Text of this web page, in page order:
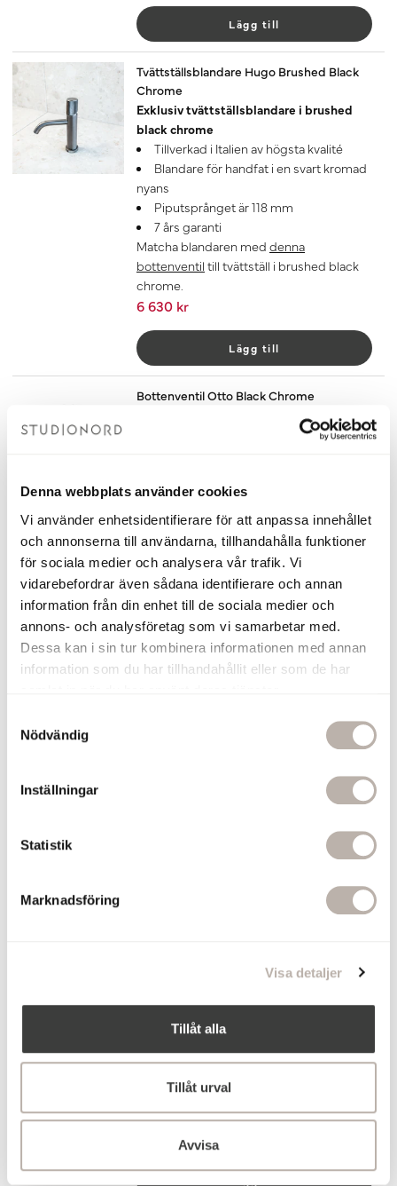
Denna webbplats använder cookies
Vi använder enhetsidentifierare för att anpassa innehållet
och annonserna till användarna, tillhandahålla funktioner
för sociala medier och analysera vår trafik. Vi
vidarebefordrar även sådana identifierare och annan
information från din enhet till de sociala medier och
annons- och analysföretag som vi samarbetar med.
Dessa kan i sin tur kombinera informationen med annan
information som du har tillhandahållit eller som de har
Nödvändig
Inställningar
Statistik
Marknadsföring
Visa detaljer
Tillåt alla
Tillåt urval
Avvisa
Lägg till
Tvättställsblandare Hugo Brushed Black
Chrome
Exklusiv tvättställsblandare i brushed
black chrome
Tillverkad i Italien av högsta kvalité
Blandare för handfat i en svart kromad
nyans
Piputsprånget är 118 mm
7 års garanti
Matcha blandaren med denna
bottenventil till tvättställ i brushed black
chrome.
6 630 kr
Lägg till
Bottenventil Otto Black Chrome
Universiell bottenventil med pop-up
Till bottenventil Otto passar detta
Vattenlås:
Köp här >>
7 års garanti
580 kr
Belysning Tindra Mattsvart
300 mm
ditt spegelskåp och få ett behagligt och
Lägg till
Bottenventil EasyClean Krom
Komplettera ditt kommodpaket med
bottenventil EasyClean. Det är en
kombinerad popup-ventil i kromad
mässing med flexibelt utloppsrör och
adapter.